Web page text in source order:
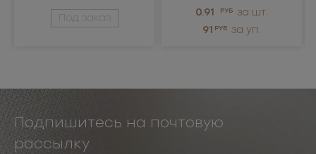
Под заказ 0.91 РУБ за шт.
91 РУБ за уп.
Подпишитесь на почтовую
рассылку